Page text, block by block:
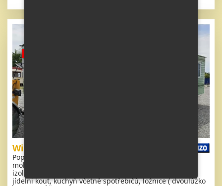
Willerby Granada
Popis: Extra široký, KRÁSNÝ, čistý, kompletně vybavený
mobilheim 8,8 x 3,7m se dvěma vchody, DVOJITÝMI (
izolačními ) OKNY A DVEŘMI - dithermy. Obývací pokoj,
jídelní kout, kuchyň včetně spotřebičů, ložnice ( dvoulůžko